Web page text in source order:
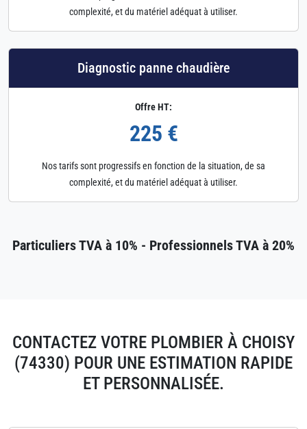
complexité, et du matériel adéquat à utiliser.
Diagnostic panne chaudière
Offre HT:
225 €
Nos tarifs sont progressifs en fonction de la situation, de sa
complexité, et du matériel adéquat à utiliser.
Particuliers TVA à 10% - Professionnels TVA à 20%
CONTACTEZ VOTRE PLOMBIER À CHOISY
(74330) POUR UNE ESTIMATION RAPIDE
ET PERSONNALISÉE.